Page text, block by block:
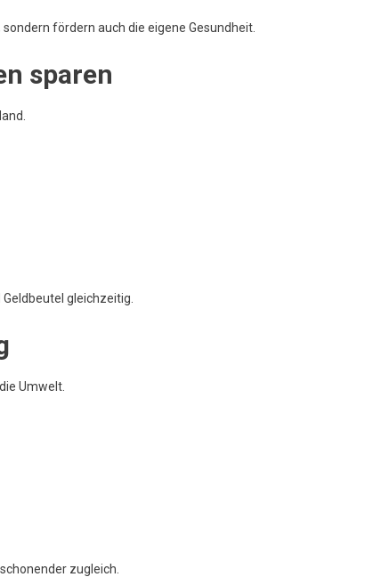
fördern auch die eigene Gesundheit.
sparen
gleichzeitig.
Umwelt.
zugleich.